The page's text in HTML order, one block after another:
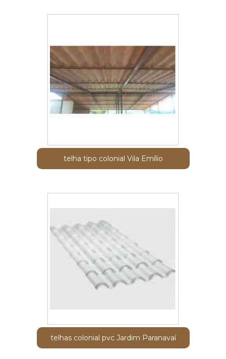
telha tipo colonial Vila Emílio
telhas colonial pvc Jardim Paranavaí